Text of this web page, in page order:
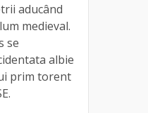
aducând
medieval.
se
albie
prim torent